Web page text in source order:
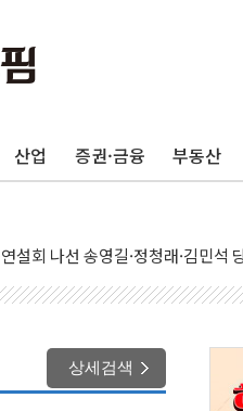
산업 증권·금융 부동산
예산 40억 긴급 투입…고수온 양
'호우특보'-포항 '산사태 주의보'...
설회 나선 송영길·정청래·김민석
차 제주·인천 경선서 정청래에
주, 제주·인천 경선 결과 발표...김
, 인천 경선 결과 발표...김민석
상세검색